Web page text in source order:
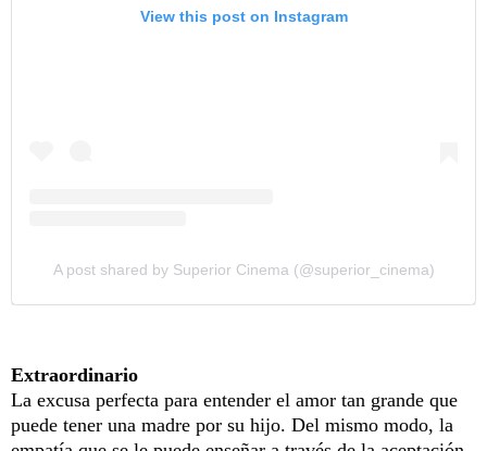
View this post on Instagram
A post shared by Superior Cinema (@superior_cinema)
Extraordinario
La excusa perfecta para entender el amor tan grande que
puede tener una madre por su hijo. Del mismo modo, la